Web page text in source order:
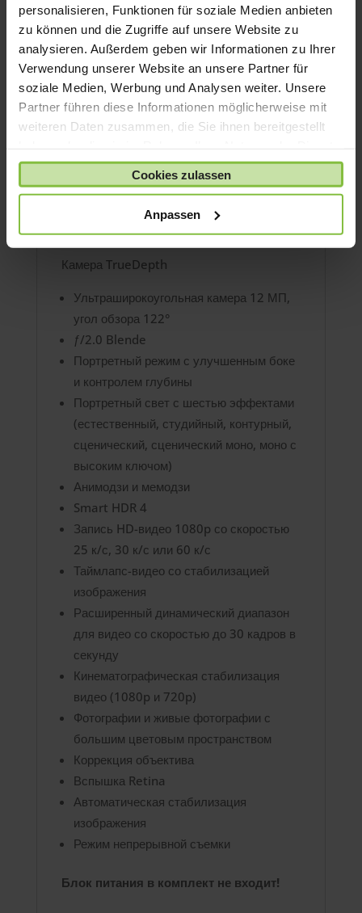
personalisieren, Funktionen für soziale Medien anbieten
zu können und die Zugriffe auf unsere Website zu
analysieren. Außerdem geben wir Informationen zu Ihrer
Verwendung unserer Website an unsere Partner für
soziale Medien, Werbung und Analysen weiter. Unsere
Partner führen diese Informationen möglicherweise mit
weiteren Daten zusammen, die Sie ihnen bereitgestellt
gesammelt haben.
Cookies zulassen
Anpassen
Расширенный динамический диапазон
для видео со скоростью до 30 кадров в
секунду
Кинематографическая стабилизация
видео (4K, 1080p и 720p)
Непрерывная автофокусировка
воспроизведения
Форматы записываемого видео: HEVC и
Камера TrueDepth
Ультраширокоугольная камера 12 МП,
угол обзора 122°
ƒ/2.0 Blende
Портретный режим с улучшенным боке
и контролем глубины
Портретный свет с шестью эффектами
(естественный, студийный, контурный,
сценический, сценический моно, моно с
высоким ключом)
Анимодзи и мемодзи
Smart HDR 4
Запись HD-видео 1080p со скоростью
25 к/с, 30 к/с или 60 к/с
Таймлапс-видео со стабилизацией
изображения
Расширенный динамический диапазон
для видео со скоростью до 30 кадров в
секунду
Кинематографическая стабилизация
видео (1080p и 720p)
Фотографии и живые фотографии с
большим цветовым пространством
Коррекция объектива
Вспышка Retina
Автоматическая стабилизация
изображения
Режим непрерывной съемки
Блок питания в комплект не входит!